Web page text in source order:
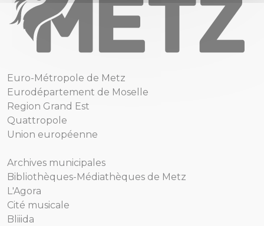
Euro-Métropole de Metz
Eurodépartement de Moselle
Region Grand Est
Quattropole
Union européenne
Archives municipales
Bibliothèques-Médiathèques de Metz
L'Agora
Cité musicale
Bliiida